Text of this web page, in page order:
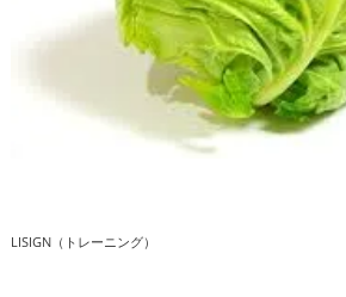
LISIGN（トレーニング）